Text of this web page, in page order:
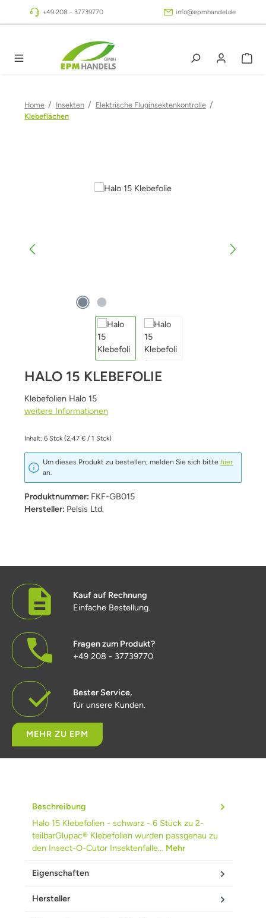
Zum Hauptinhalt springen
+49 208 - 37739770 info@epmhandel.de
Home / Insekten / Elektrische Fluginsektenkontrolle /
Klebeflächen
Bildergalerie überspringen
HALO 15 KLEBEFOLIE
Klebefolien Halo 15
weitere Informationen
Inhalt: 6 Stck(2,47 € / 1 Stck)
Um dieses Produkt zu bestellen, melden Sie sich bitte hier
an.
Produktnummer: FKF-GB015
Hersteller: Pelsis Ltd.
Kauf auf Rechnung
Einfache Bestellung.
Fragen zum Produkt?
+49 208 - 37739770
Bester Service,
für unsere Kunden.
MEHR ZU EPM
Beschreibung
Halo 15 Klebefolien - schwarz - 6 Stück zu 2-
teilbarGlupac® Klebefolien wurden passgenau zu
den Insect-O-Cutor Insektenfalle… Mehr
Eigenschaften
Hersteller